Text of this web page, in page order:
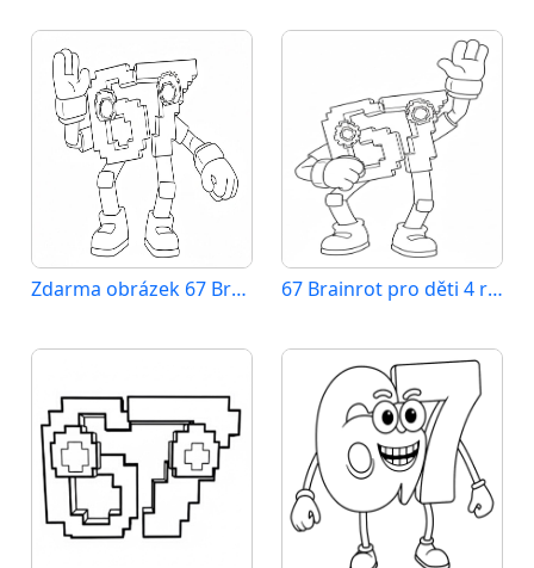
Zdarma obrázek 67 Brainrot 67 Brainrot pro děti 4 roky